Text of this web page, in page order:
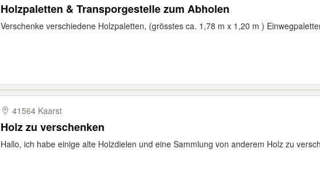
Holzpaletten & Transporgestelle zum Abholen
Verschenke verschiedene Holzpaletten, (grösstes ca. 1,78 m x 1,20 m )
41564 Kaarst
Holz zu verschenken
Hallo, ich habe einige alte Holzdielen und eine Sammlung von anderem Holz zu